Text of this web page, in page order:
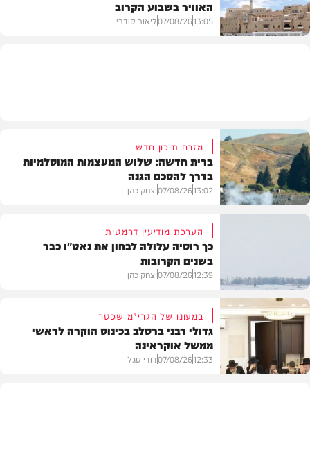
פוליטי
האוויר בשבוע הקרוב
13:05
07/08/26ליאור סודרי
מזרח תיכון חדש
ברית חדשה: שלוש המעצמות המוסלמיות
בדרך להסכם הגנה
13:02
07/08/26יצחק כהן
הערכת מודיעין דרמטית
כך רוסיה עלולה לבחון את נאט"ו כבר
בשנים הקרובות
12:39
07/08/26יצחק כהן
במעונו של הגרי"מ שכטר
גדולי רבני ברסלב בכינוס הוקרה לראשי
ממשל אוקראינה
12:33
07/08/26דודי סגל